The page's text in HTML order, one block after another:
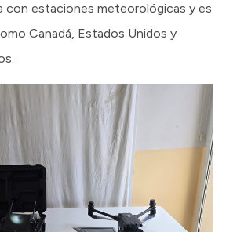
con estaciones meteorológicas y es
Canadá, Estados Unidos y